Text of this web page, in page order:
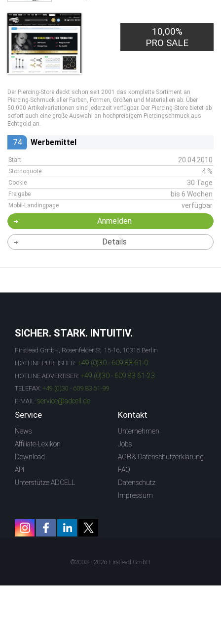
10,00%
PRO SALE
Der Piercing-Store deckt schon seit 2001 das komplette Sortiment an
Piercing-Schmuck aller Farben, Formen, Größen und Materialien ab. Über
50.000 Artikelvariationen sind jederzeit verfügbar. Der Piercing-Store bietet ab
sofort auch eine große Auswahl an hochpreisigem Piercingschmuck aus
Echtgold an.
74 Werbemittel
Start 20.04.2010
Stornoquote 4 %
Cookie 30 Tage
Freigabe bis 6 Wochen
Mobil-Landingpage verfügbar
Anmelden
Details
SICHER. STARK. INTUITIV.
Firstlead GmbH, Rosenfelder St. 15-16, 10315 Berlin
HOTLINE PUBLISHER: +49 (0)30 - 609 83 61-0
HOTLINE ADVERTISER: +49 (0)30 - 609 83 61-23
TELEFAX: +49 (0)30 - 609 83 61-99
E-MAIL: service@adcell.de
Service
News
Affiliate-Lexikon
Download
API
Unterstütze ADCELL
Kontakt
Unternehmen
Jobs
AGB & Datenschutzerklärung
FAQ
Datenschutz
Impressum
©2003 - 2026 Firstlead GmbH